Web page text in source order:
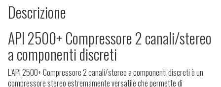
Descrizione
API 2500+ Compressore 2 canali/stereo
a componenti discreti
L’API 2500+ Compressore 2 canali/stereo a componenti discreti è un
compressore stereo estremamente versatile che permette di